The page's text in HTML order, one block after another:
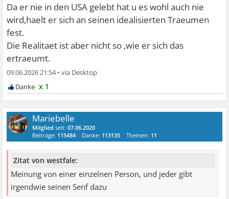
Da er nie in den USA gelebt hat u es wohl auch nie
wird,haelt er sich an seinen idealisierten Traeumen
fest.
Die Realitaet ist aber nicht so ,wie er sich das
ertraeumt.
09.06.2026 21:54•
x 1
Mariebelle
Mitglied seit:07.06.2020
Beiträge: 115484 Danke: 113135 Themen: 11
Zitat von westfale:
Meinung von einer einzelnen Person, und jeder gibt
irgendwie seinen Senf dazu